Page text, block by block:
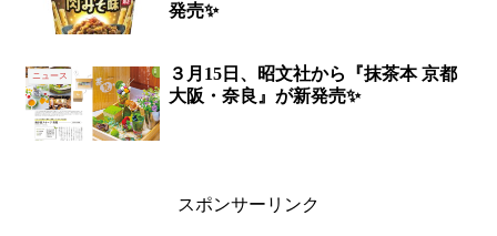
発売✨
ニュース
３月15日、昭文社から『抹茶本 京都
大阪・奈良』が新発売✨
スポンサーリンク